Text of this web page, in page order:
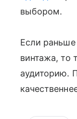
выбором.
Если
винтажа, то
аудиторию.